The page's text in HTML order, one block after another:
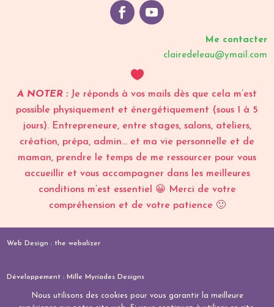
Me contacter
clairedeleau@ymail.com

A NOTER : Je réponds à vos mails dès que cela m’est
possible physiquement et énergétiquement (sous 1 à 5
jours). Entrepreneure, entre stages, salons, ateliers,
création, prépa, admin… et ma vie personnelle et de
maman, prendre le temps de me ressourcer pour vous
accueillir et vous accompagner dans les meilleures
conditions m’est essentiel 😀 Merci de votre
compréhension et de votre patience 🙂
Web Design : the webalizer
Développement : Mille Myriades Designs
Nous utilisons des cookies pour vous garantir la meilleure